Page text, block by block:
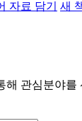
자료 담기 새
해 관심분야를